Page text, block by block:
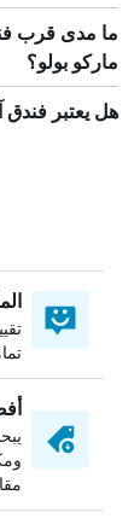
ما مدى قرب
ماركو بولو؟
هل يعتبر فندق